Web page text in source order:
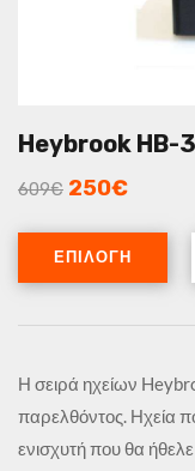
Heybrook HB-3
609€ 250€
ΕΠΙΛΟΓΉ
Η σειρά ηχείων
παρελθόντος. Ηχεία
ενισχυτή που θα